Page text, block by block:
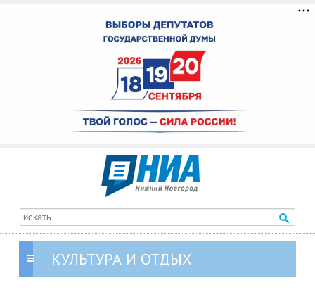
КУЛЬТУРА И ОТДЫХ